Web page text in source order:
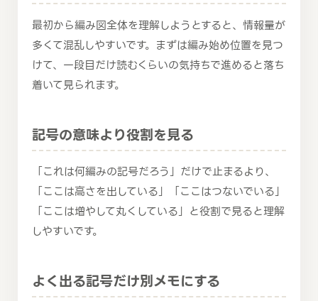
最初から編み図全体を理解しようとすると、情報量が
多くて混乱しやすいです。まずは編み始め位置を見つ
けて、一段目だけ読むくらいの気持ちで進めると落ち
着いて見られます。
記号の意味より役割を見る
「これは何編みの記号だろう」だけで止まるより、
「ここは高さを出している」「ここはつないでいる」
「ここは増やして丸くしている」と役割で見ると理解
しやすいです。
よく出る記号だけ別メモにする